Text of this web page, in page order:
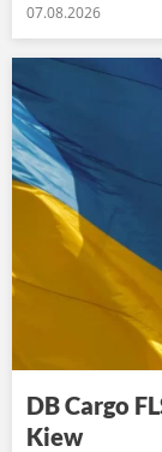
07.08.2026
DB Cargo
Kiew